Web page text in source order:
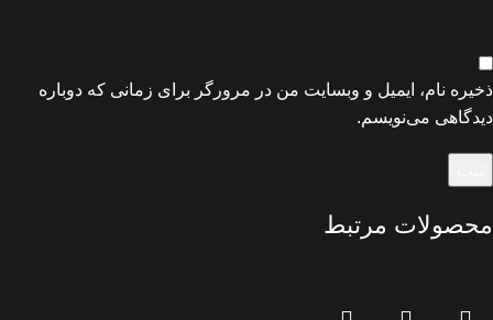
ذخیره نام، ایمیل و وبسایت من در مرورگر برای زمانی که دوباره
دیدگاهی می‌نویسم.
محصولات مرتبط